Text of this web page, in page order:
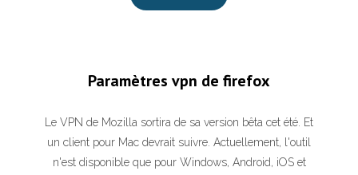
Paramètres vpn de firefox
Le VPN de Mozilla sortira de sa version bêta cet été. Et
un client pour Mac devrait suivre. Actuellement, l'outil
n'est disponible que pour Windows, Android, iOS et